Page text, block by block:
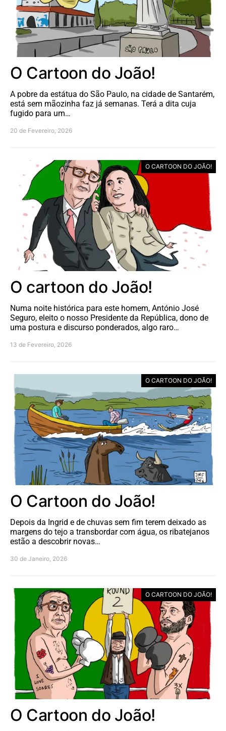
O Cartoon do João!
A pobre da estátua do São Paulo, na cidade de Santarém,
está sem mãozinha faz já semanas. Terá a dita cuja
fugido para um…
20 de Fevereiro, 2026
O CARTOON DO JOÃO!
O cartoon do João!
Numa noite histórica para este homem, António José
Seguro, eleito o nosso Presidente da República, dono de
uma postura e discurso ponderados, algo raro…
13 de Fevereiro, 2026
O CARTOON DO JOÃO!
O Cartoon do João!
Depois da Ingrid e de chuvas sem fim terem deixado as
margens do tejo a transbordar com água, os ribatejanos
estão a descobrir novas…
30 de Janeiro, 2026
O CARTOON DO JOÃO!
O Cartoon do João!